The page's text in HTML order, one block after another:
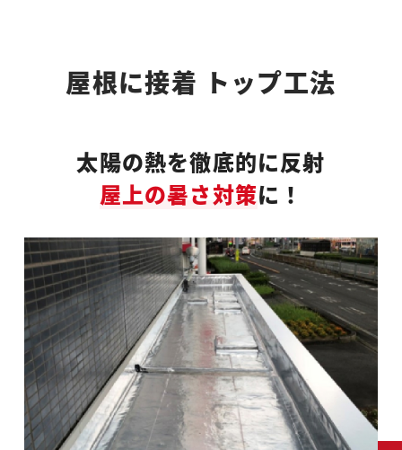
屋根に接着 トップ工法
太陽の熱を徹底的に反射
屋上の暑さ対策に！